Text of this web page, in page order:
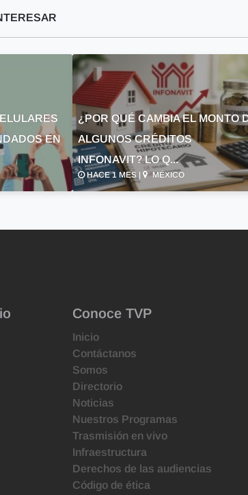
EN
¿POR QUÉ CAMBIA EL MONTO
ALGUNOS CRÉDITOS
INFONAVIT? LO Q...
HACE 1 MES | MÉXICO
Conoce TVP
Inicio
Contáctanos
Somos
Directorio
Noticias
Nuestros Programas
Trasmisión en vivo
Infraestructura
Derechos de las audiencias
Código de ética